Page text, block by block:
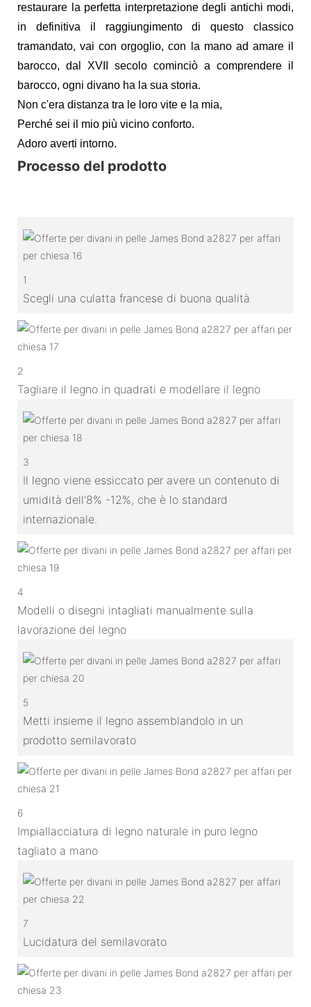
restaurare la perfetta interpretazione degli antichi modi,
in definitiva il raggiungimento di questo classico
tramandato, vai con orgoglio, con la mano ad amare il
barocco, dal XVII secolo cominciò a comprendere il
barocco, ogni divano ha la sua storia.
Non c'era distanza tra le loro vite e la mia,
Perché sei il mio più vicino conforto.
Adoro averti intorno.
Processo del prodotto
1
Scegli una culatta francese di buona qualità
2
Tagliare il legno in quadrati e modellare il legno
3
Il legno viene essiccato per avere un contenuto di
umidità dell'8% -12%, che è lo standard
internazionale.
4
Modelli o disegni intagliati manualmente sulla
lavorazione del legno
5
Metti insieme il legno assemblandolo in un
prodotto semilavorato
6
Impiallacciatura di legno naturale in puro legno
tagliato a mano
7
Lucidatura del semilavorato